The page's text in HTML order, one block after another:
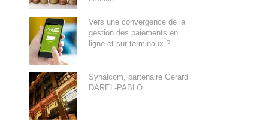
Vers une convergence de la
gestion des paiements en
ligne et sur terminaux ?
Synalcom, partenaire Gerard
DAREL-PABLO